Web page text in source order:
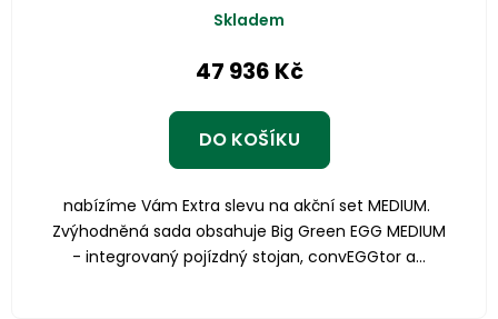
Skladem
47 936 Kč
DO KOŠÍKU
nabízíme Vám Extra slevu na akční set MEDIUM.
Zvýhodněná sada obsahuje Big Green EGG MEDIUM
- integrovaný pojízdný stojan, convEGGtor a...